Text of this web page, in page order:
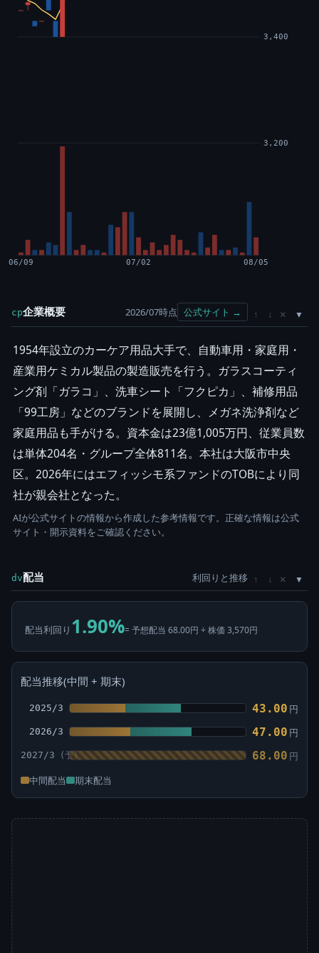
3,200
3,400
06/09 07/02 08/05
cp企業概要 2026/07時点 公式サイト → ↑ ↓ ×
1954年設立のカーケア用品大手で、自動車用・家庭用・
産業用ケミカル製品の製造販売を行う。ガラスコーティ
ング剤「ガラコ」、洗車シート「フクピカ」、補修用品
「99工房」などのブランドを展開し、メガネ洗浄剤など
家庭用品も手がける。資本金は23億1,005万円、従業員数
は単体204名・グループ全体811名。本社は大阪市中央
区。2026年にはエフィッシモ系ファンドのTOBにより同
社が親会社となった。
AIが公式サイトの情報から作成した参考情報です。正確な情報は公式
サイト・開示資料をご確認ください。
dv配当 利回りと推移 ↑ ↓ ×
配当利回り 1.90%= 予想配当 68.00円 ÷ 株価 3,570円
配当推移(中間 + 期末)
2025/3 43.00 円
2026/3 47.00 円
2027/3 68.00 円
中間配当 期末配当